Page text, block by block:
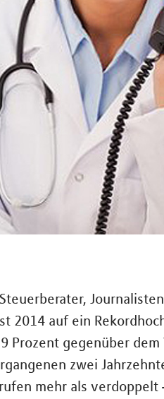
2014 auf ein
Prozent gegenüber
zwei
mehr als